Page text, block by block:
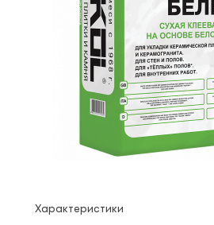
Характеристики